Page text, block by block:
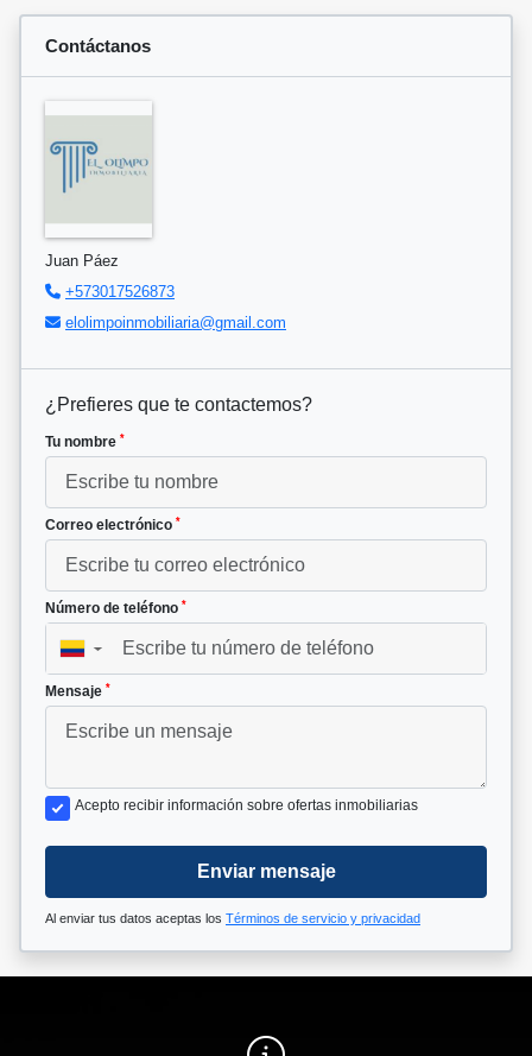
Contáctanos
Juan Páez
+573017526873
elolimpoinmobiliaria@gmail.com
¿Prefieres que te contactemos?
Tu nombre *
Correo electrónico *
Número de teléfono *
▼
Mensaje *
Acepto recibir información sobre ofertas inmobiliarias
Enviar mensaje
Al enviar tus datos aceptas los Términos de servicio y privacidad